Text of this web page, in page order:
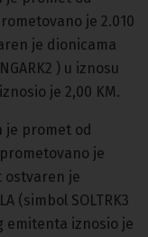
je 2.010
je dionicama
) u iznosu
je 2,00 KM.
je promet od
je
ostvaren je
(simbol SOLTRK3
emitenta iznosio je